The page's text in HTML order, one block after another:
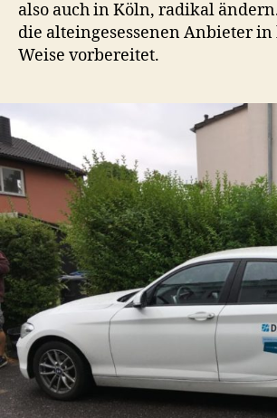
also auch in Köln, radikal
die alteingesessenen Anbieter
Weise vorbereitet.